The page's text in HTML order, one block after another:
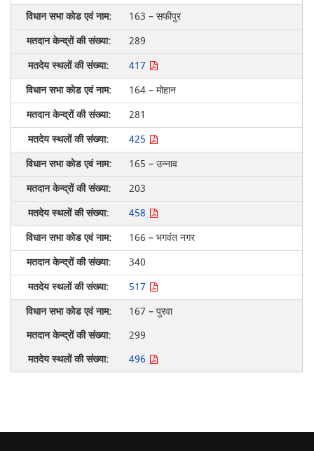
163 – सफीपुर
289
417
164 – मोहान
281
425
165 – उन्नाव
203
458
166 – भगवंत नगर
340
517
167 – पुरवा
299
496